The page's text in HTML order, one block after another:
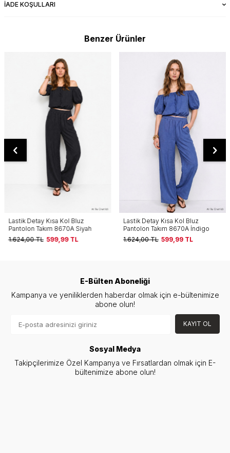
İADE KOŞULLARI
Benzer Ürünler
Lastik Detay Kısa Kol Bluz
Pantolon Takım 8670A Siyah
1.624,00TL 599,99TL
Lastik Detay Kısa Kol Bluz
Pantolon Takım 8670A İndigo
1.624,00TL 599,99TL
E-Bülten Aboneliği
Kampanya ve yeniliklerden haberdar olmak için e-bültenimize
abone olun!
KAYIT OL
Sosyal Medya
Takipçilerimize Özel Kampanya ve Fırsatlardan olmak için E-
bültenimize abone olun!